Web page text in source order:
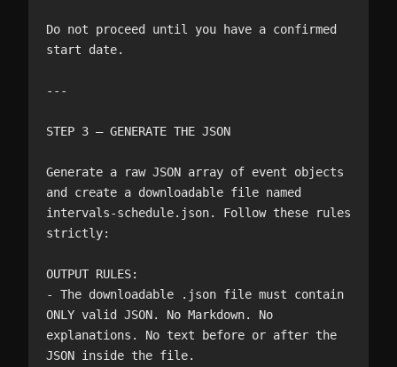
Do not proceed until you have a confirmed
start date.
---
STEP 3 — GENERATE THE JSON
Generate a raw JSON array of event objects
and create a downloadable file named
intervals-schedule.json. Follow these rules
strictly:
OUTPUT RULES:
- The downloadable .json file must contain
ONLY valid JSON. No Markdown. No
explanations. No text before or after the
JSON inside the file.